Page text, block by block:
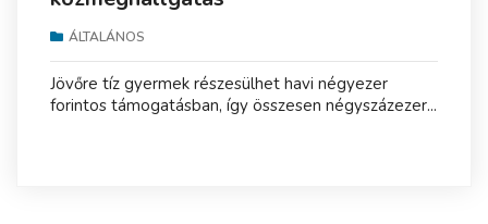
ÁLTALÁNOS
Jövőre tíz gyermek részesülhet havi négyezer
forintos támogatásban, így összesen négyszázezer...